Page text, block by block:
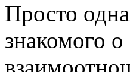
Просто
знакомого